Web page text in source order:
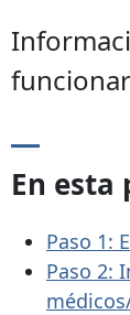
En esta
Paso 1:
Paso 2: